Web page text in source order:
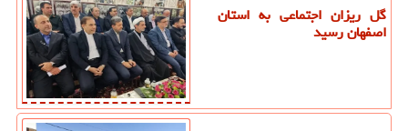
گل ریزان اجتماعی به استان
اصفهان رسید